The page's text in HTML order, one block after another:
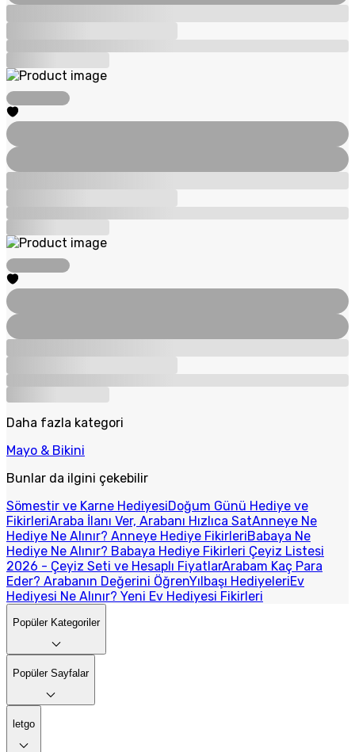
Daha fazla kategori
Mayo & Bikini
Bunlar da ilgini çekebilir
Sömestir ve Karne HediyesiDoğum Günü Hediye ve
FikirleriAraba İlanı Ver, Arabanı Hızlıca SatAnneye Ne
Hediye Ne Alınır? Anneye Hediye FikirleriBabaya Ne
Hediye Ne Alınır? Babaya Hediye Fikirleri Çeyiz Listesi
2026 - Çeyiz Seti ve Hesaplı FiyatlarArabam Kaç Para
Eder? Arabanın Değerini ÖğrenYılbaşı HediyeleriEv
Hediyesi Ne Alınır? Yeni Ev Hediyesi Fikirleri
Popüler Kategoriler
Popüler Sayfalar
letgo